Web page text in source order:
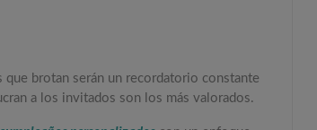
brotan serán un recordatorio constante
a los invitados son los más valorados.